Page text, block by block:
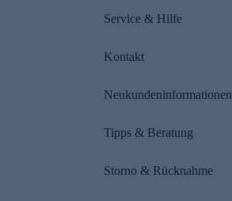
Service & Hilfe
Kontakt
Neukundeninformationen
Tipps & Beratung
Storno & Rücknahme